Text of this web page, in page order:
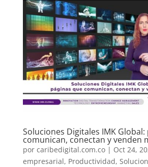
Soluciones Digitales IMK
comunican, conectan y venden
por caribedigital.com.co| Oct 24,
empresarial, Productividad,